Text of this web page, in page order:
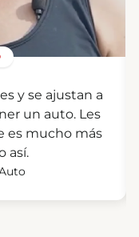
y se ajustan a
un auto. Les
es mucho más
así.